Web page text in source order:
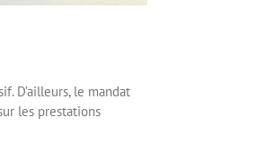
D’ailleurs, le mandat
les prestations